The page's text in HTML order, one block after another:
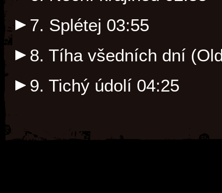
7. Splétej 03:55
8. Tíha všedních dní
9. Tichý údolí 04:25